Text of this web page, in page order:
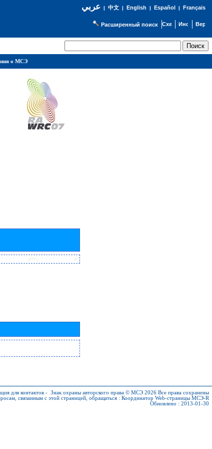
عربي| 中文| English | Español | Français
Расширенный поиск
для контактов - Знак охраны авторского права © МСЭ 2026 Все права сохранены
связанным с этой страницей, обращаться : Координатор Web-страницы МСЭ-R
Обновлено : 2013-01-30
о МСЭ